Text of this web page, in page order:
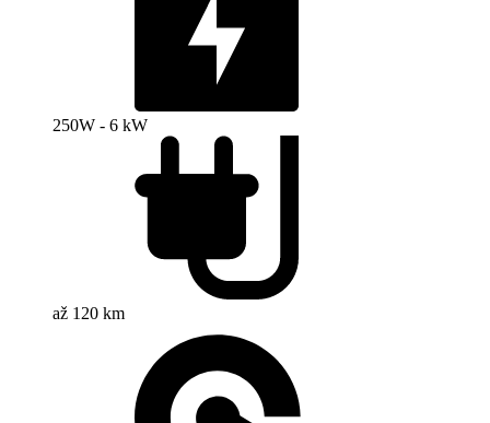
250W - 6 kW
až 120 km